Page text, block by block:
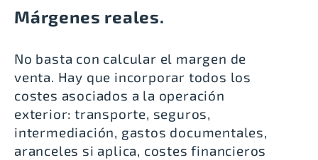
Márgenes reales.
No basta con calcular el margen de
venta. Hay que incorporar todos los
costes asociados a la operación
exterior: transporte, seguros,
intermediación, gastos documentales,
aranceles si aplica, costes financieros